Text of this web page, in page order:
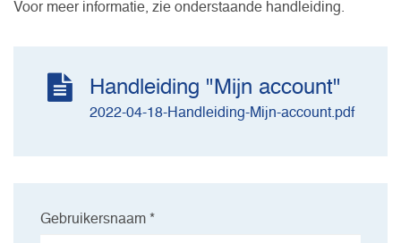
Voor meer informatie, zie onderstaande handleiding.
Handleiding "Mijn account"
2022-04-18-Handleiding-Mijn-account.pdf
Gebruikersnaam *